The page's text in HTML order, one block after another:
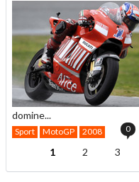
domine...
Sport MotoGP 2008 0
Pages1 2 3